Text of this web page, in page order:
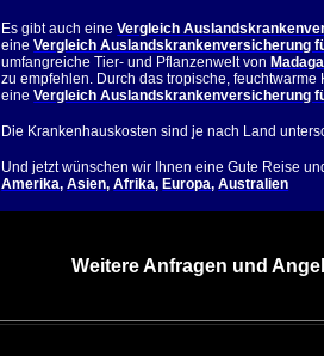
Es gibt auch eineVergleich
eineVergleich Auslandskrankenversicherung
umfangreiche Tier- und Pflanzenwelt von
zu empfehlen. Durch das tropische,
eineVergleich Auslandskrankenversicherung
Die Krankenhauskosten sind je nach Land
Und jetzt wünschen wir Ihnen eine Gute Reise
Amerika,Asien,Afrika, Europa,Australien
Weitere Anfragen und